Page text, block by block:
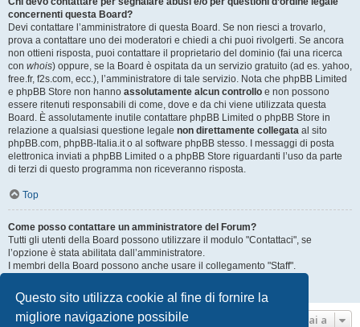
Questo sito utilizza cookie al fine di fornire la
migliore navigazione possibile
concernenti questa Board?
Devi contattare l’amministratore di questa Board. Se non riesci a trovarlo,
prova a contattare uno dei moderatori e chiedi a chi puoi rivolgerti. Se ancora
non ottieni risposta, puoi contattare il proprietario del dominio (fai una ricerca
con whois) oppure, se la Board è ospitata da un servizio gratuito (ad es. yahoo,
free.fr, f2s.com, ecc.), l’amministratore di tale servizio. Nota che phpBB Limited
e phpBB Store non hanno assolutamente alcun controllo e non possono
essere ritenuti responsabili di come, dove e da chi viene utilizzata questa
Board. È assolutamente inutile contattare phpBB Limited o phpBB Store in
relazione a qualsiasi questione legale non direttamente collegata al sito
phpBB.com, phpBB-Italia.it o al software phpBB stesso. I messaggi di posta
elettronica inviati a phpBB Limited o a phpBB Store riguardanti l’uso da parte
di terzi di questo programma non riceveranno risposta.
Top
Come posso contattare un amministratore del Forum?
Tutti gli utenti della Board possono utilizzare il modulo "Contattaci", se
l’opzione è stata abilitata dall’amministratore.
I membri della Board possono anche usare il collegamento "Staff".
Top
Vai a